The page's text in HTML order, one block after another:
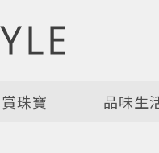
賞珠寶 品味生